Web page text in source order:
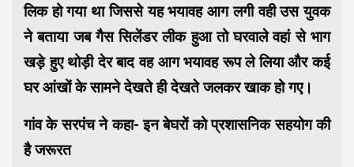
लिक हो गया था जिससे यह भयावह आग लगी वही उस युवक
ने बताया जब गैस सिलेंडर लीक हुआ तो घरवाले वहां से भाग
खड़े हुए थोड़ी देर बाद वह आग भयावह रूप ले लिया और कई
घर आंखों के सामने देखते ही देखते जलकर खाक हो गए।
गांव के सरपंच ने कहा- इन बेघरों को प्रशासनिक सहयोग की
है जरूरत